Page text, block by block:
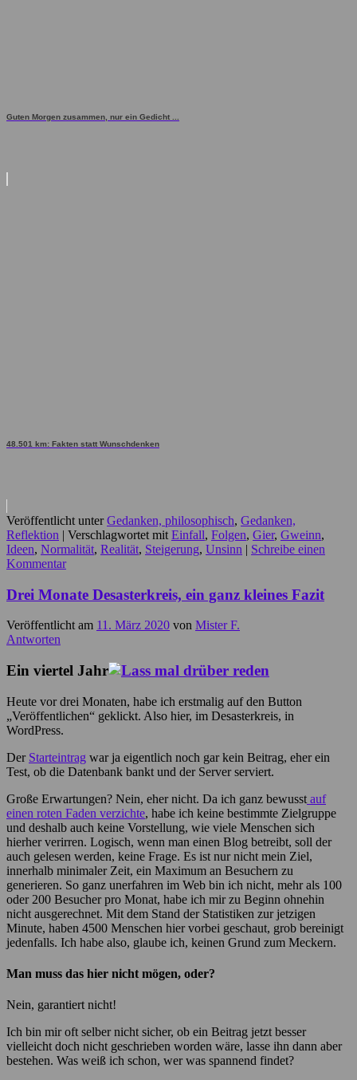
Guten Morgen zusammen, nur ein Gedicht ...
48.501 km: Fakten statt Wunschdenken
Veröffentlicht unter Gedanken, philosophisch, Gedanken,
Reflektion | Verschlagwortet mit Einfall, Folgen, Gier, Gweinn,
Ideen, Normalität, Realität, Steigerung, Unsinn | Schreibe einen
Kommentar
Drei Monate Desasterkreis, ein ganz kleines Fazit
Veröffentlicht am 11. März 2020 von Mister F.
Antworten
Ein viertel Jahr
Heute vor drei Monaten, habe ich erstmalig auf den Button
„Veröffentlichen“ geklickt. Also hier, im Desasterkreis, in
WordPress.
Der Starteintrag war ja eigentlich noch gar kein Beitrag, eher ein
Test, ob die Datenbank bankt und der Server serviert.
Große Erwartungen? Nein, eher nicht. Da ich ganz bewusst auf
einen roten Faden verzichte, habe ich keine bestimmte Zielgruppe
und deshalb auch keine Vorstellung, wie viele Menschen sich
hierher verirren. Logisch, wenn man einen Blog betreibt, soll der
auch gelesen werden, keine Frage. Es ist nur nicht mein Ziel,
innerhalb minimaler Zeit, ein Maximum an Besuchern zu
generieren. So ganz unerfahren im Web bin ich nicht, mehr als 100
oder 200 Besucher pro Monat, habe ich mir zu Beginn ohnehin
nicht ausgerechnet. Mit dem Stand der Statistiken zur jetzigen
Minute, haben 4500 Menschen hier vorbei geschaut, grob bereinigt
jedenfalls. Ich habe also, glaube ich, keinen Grund zum Meckern.
Man muss das hier nicht mögen, oder?
Nein, garantiert nicht!
Ich bin mir oft selber nicht sicher, ob ein Beitrag jetzt besser
vielleicht doch nicht geschrieben worden wäre, lasse ihn dann aber
bestehen. Was weiß ich schon, wer was spannend findet?